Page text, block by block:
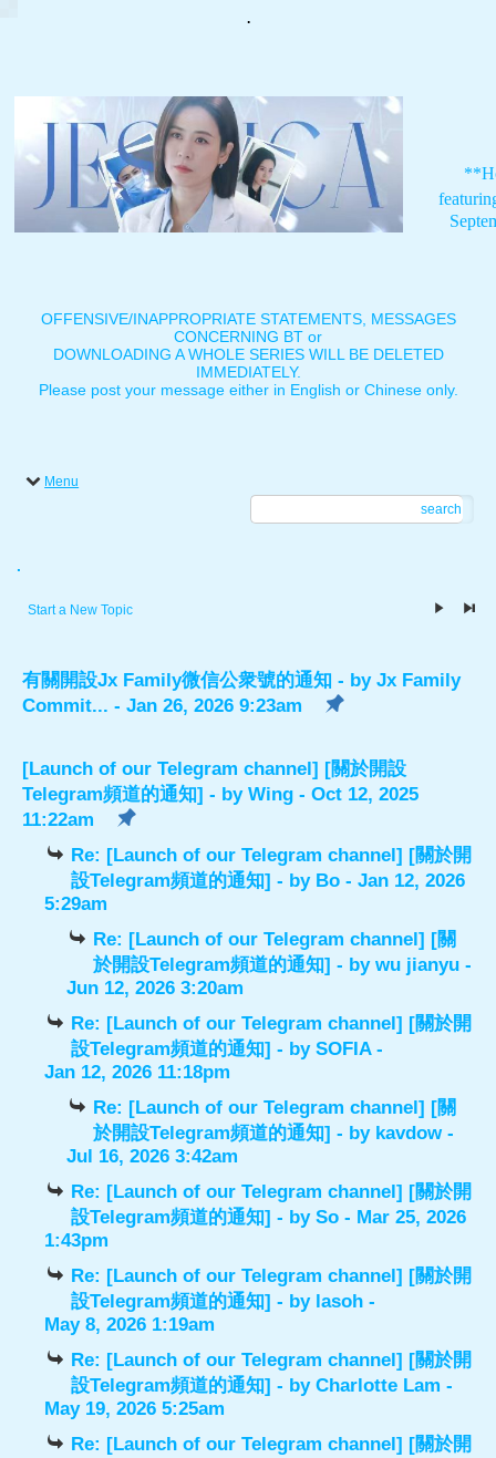
.
OFFENSIVE/INAPPROPRIATE STATEMENTS, MESSAGES
CONCERNING BT or
DOWNLOADING A WHOLE SERIES WILL BE DELETED
IMMEDIATELY.
Please post your message either in English or Chinese only.
Menu
search
.
Start a New Topic
有關開設Jx Family微信公衆號的通知 - by Jx Family
Commit... - Jan 26, 2026 9:23am
[Launch of our Telegram channel] [關於開設
Telegram頻道的通知] - by Wing - Oct 12, 2025
11:22am
Re: [Launch of our Telegram channel] [關於開
設Telegram頻道的通知] - by Bo - Jan 12, 2026
5:29am
Re: [Launch of our Telegram channel] [關
於開設Telegram頻道的通知] - bywu jianyu -
Jun 12, 2026 3:20am
Re: [Launch of our Telegram channel] [關於開
設Telegram頻道的通知] - bySOFIA-
Jan 12, 2026 11:18pm
Re: [Launch of our Telegram channel] [關
於開設Telegram頻道的通知] - by kavdow-
Jul 16, 2026 3:42am
Re: [Launch of our Telegram channel] [關於開
設Telegram頻道的通知] - bySo - Mar 25, 2026
1:43pm
Re: [Launch of our Telegram channel] [關於開
設Telegram頻道的通知] - by lasoh -
May 8, 2026 1:19am
Re: [Launch of our Telegram channel] [關於開
設Telegram頻道的通知] - byCharlotte Lam -
May 19, 2026 5:25am
Re: [Launch of our Telegram channel] [關於開